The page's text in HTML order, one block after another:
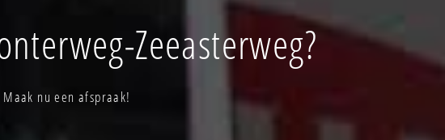
Zeeasterweg?
nu een afspraak!